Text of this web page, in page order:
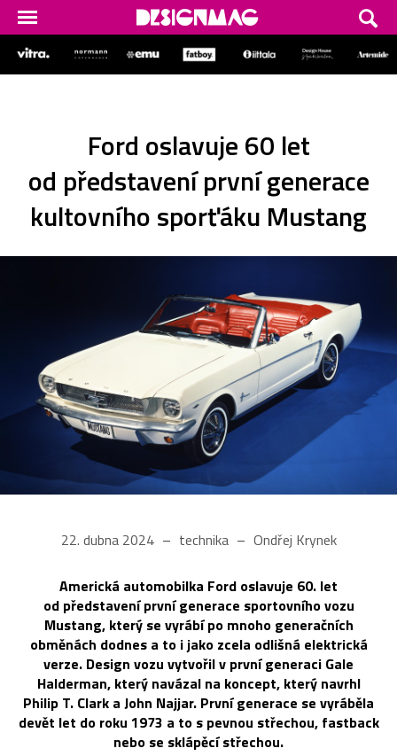
Ford oslavuje 60 let
od představení první generace
kultovního sporťáku Mustang
22. dubna 2024 technika Ondřej Krynek
Americká automobilka Ford oslavuje 60. let
od představení první generace sportovního vozu
Mustang, který se vyrábí po mnoho generačních
obměnách dodnes a to i jako zcela odlišná elektrická
verze. Design vozu vytvořil v první generaci Gale
Halderman, který navázal na koncept, který navrhl
Philip T. Clark a John Najjar. První generace se vyráběla
devět let do roku 1973 a to s pevnou střechou, fastback
nebo se sklápěcí střechou.